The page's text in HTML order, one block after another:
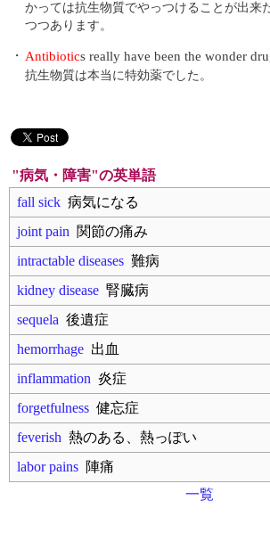
かっては抗生物質でやっつけることが出来
つつあります。
・ Antibiotics really have been the wonder
抗生物質は本当に特効薬でした。
"病気・障害"の英単語
fall sick 病気になる
joint pain 関節の痛み
intractable diseases 難病
kidney disease 腎臓病
sequela 後遺症
hemorrhage 出血
inflammation 炎症
forgetfulness 健忘症
feverish 熱のある、熱っぽい
labor pains 陣痛
一覧